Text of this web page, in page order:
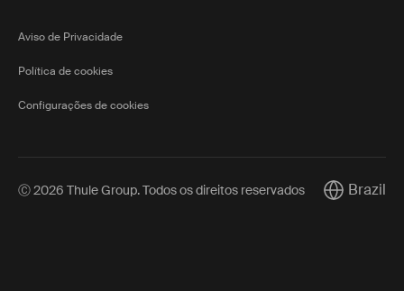
Aviso de Privacidade
Política de cookies
Configurações de cookies
Ⓒ 2026 Thule Group. Todos os direitos reservados Current
Brazil